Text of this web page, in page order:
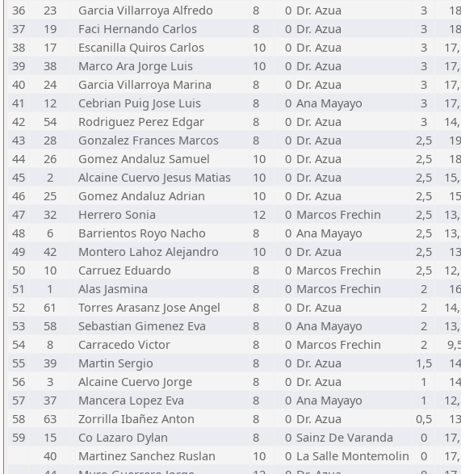
36
23 Garcia Villarroya Alfredo 8 0 Dr. Azua 3 18
37
19 Faci Hernando Carlos 8 0 Dr. Azua 3 18
38
17 Escanilla Quiros Carlos 10 0 Dr. Azua 3
39
38 Marco Ara Jorge Luis 10 0 Dr. Azua 3
40
24 Garcia Villarroya Marina 8 0 Dr. Azua 3
41
12 Cebrian Puig Jose Luis 8 0 Ana Mayayo 3
42
54 Rodriguez Perez Edgar 8 0 Dr. Azua 3
43
28 Gonzalez Frances Marcos 8 0 Dr. Azua 2,5 19
44
26 Gomez Andaluz Samuel 10 0 Dr. Azua 2,5 18
45
2 Alcaine Cuervo Jesus Matias 10 0 Dr. Azua 2,5
46
25 Gomez Andaluz Adrian 10 0 Dr. Azua 2,5 15
47
32 Herrero Sonia 12 0 Marcos Frechin 2,5
48
6 Barrientos Royo Nacho 8 0 Ana Mayayo 2,5
49
42 Montero Lahoz Alejandro 10 0 Dr. Azua 2,5 13
50
10 Carruez Eduardo 8 0 Marcos Frechin 2,5
51
1 Alas Jasmina 8 0 Marcos Frechin 2 16
52
61 Torres Arasanz Jose Angel 8 0 Dr. Azua 2
53
58 Sebastian Gimenez Eva 8 0 Ana Mayayo 2
54
8 Carracedo Victor 8 0 Marcos Frechin 2
55
39 Martin Sergio 8 0 Dr. Azua 1,5 14
56
3 Alcaine Cuervo Jorge 8 0 Dr. Azua 1 14
57
37 Mancera Lopez Eva 8 0 Ana Mayayo 1
58
63 Zorrilla Ibañez Anton 8 0 Dr. Azua 0,5 13
59
15 Co Lazaro Dylan 8 0 Sainz De Varanda 0
40
Martinez Sanchez Ruslan 10 0 La Salle Montemolin 0